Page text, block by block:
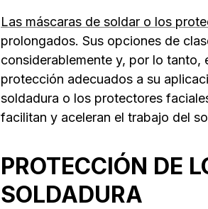
Las máscaras de soldar o los
prolongados. Sus opciones de
considerablemente y, por lo tanto,
protección adecuados a su
soldadura o los protectores
facilitan y aceleran el trabajo del
PROTECCIÓN DE
SOLDADURA